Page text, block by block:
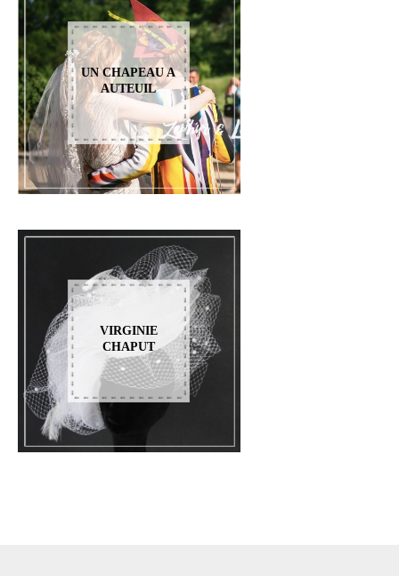
UN CHAPEAU A
AUTEUIL
VIRGINIE
CHAPUT